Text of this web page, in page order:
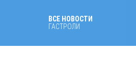
ВСЕ НОВОСТИ
ГАСТРОЛИ